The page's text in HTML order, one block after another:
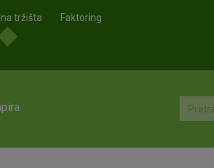
tržišta Faktoring